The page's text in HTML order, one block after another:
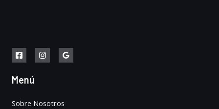
Menú
Sobre Nosotros